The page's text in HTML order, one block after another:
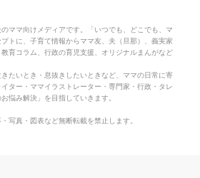
ママ向けメディアです。「いつでも、どこでも、マ
トに、子育て情報からママ友、夫（旦那）、義実家
教育コラム、行政の育児支援、オリジナルまんがなど
たいとき・息抜きしたいときなど、ママの日常に寄
ター・ママイラストレーター・専門家・行政・タレ
悩み解決」を目指していきます。
写真・図表など無断転載を禁止します。